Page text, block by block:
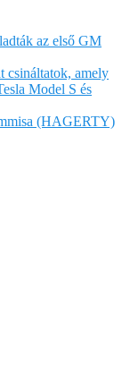
az első GM
csináltatok, amely
Model S és
(HAGERTY)